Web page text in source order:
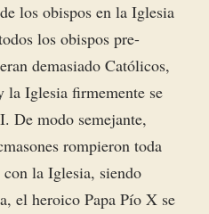
los obispos en la Iglesia
los obispos pre-
demasiado Católicos,
la Iglesia firmemente se
De modo semejante,
rompieron toda
la Iglesia, siendo
el heroico Papa Pío X se